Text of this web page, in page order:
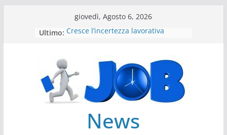
giovedì, Agosto 6, 2026
Ultimo: Cresce l’incertezza lavorativa
Il settore energy cambia veste
Servono più sustainability data
architect
News